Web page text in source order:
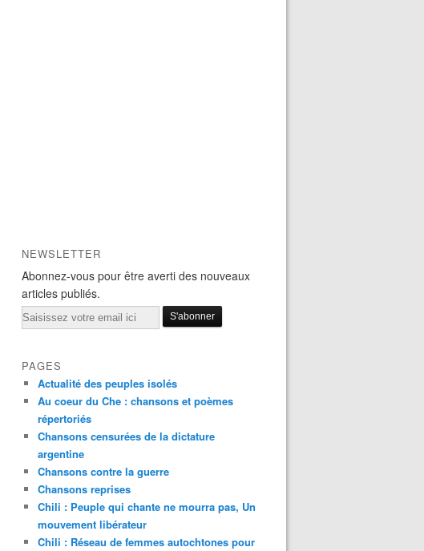
NEWSLETTER
Abonnez-vous pour être averti des nouveaux
articles publiés.
Email
PAGES
Actualité des peuples isolés
Au coeur du Che : chansons et poèmes
répertoriés
Chansons censurées de la dictature
argentine
Chansons contre la guerre
Chansons reprises
Chili : Peuple qui chante ne mourra pas, Un
mouvement libérateur
Chili : Réseau de femmes autochtones pour